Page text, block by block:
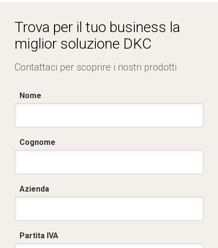
Trova per il tuo business la
miglior soluzione DKC
Contattaci per scoprire i nostri prodotti
Nome
Cognome
Azienda
Partita IVA